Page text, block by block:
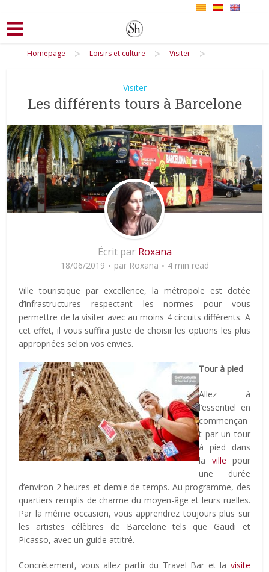
Homepage > Loisirs et culture > Visiter >
Visiter
Les différents tours à Barcelone
Écrit par Roxana
18/06/2019 par Roxana 4 min read
Ville touristique par excellence, la métropole est dotée
d’infrastructures respectant les normes pour vous
permettre de la visiter avec au moins 4 circuits différents. A
cet effet, il vous suffira juste de choisir les options les plus
appropriées selon vos envies.
Tour à pied
Allez à
l’essentiel en
commençan
t par un tour
à pied dans
la ville pour
une durée
d’environ 2 heures et demie de temps. Au programme, des
quartiers remplis de charme du moyen-âge et leurs ruelles.
Par la même occasion, vous apprendrez toujours plus sur
les artistes célèbres de Barcelone tels que Gaudi et
Picasso, avec un guide attitré.
Concrètement, vous allez partir du Travel Bar et la visite